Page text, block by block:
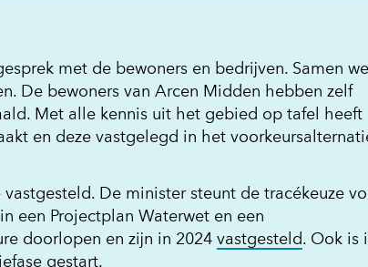
met de bewoners en bedrijven. Samen
De bewoners van Arcen Midden hebben zelf
Met alle kennis uit het gebied op tafel heeft
en deze vastgelegd in het
De minister steunt de tracékeuze
een Projectplan Waterwet en een
doorlopen en zijn in 2024vastgesteld(opent
. Ook is
gestart.